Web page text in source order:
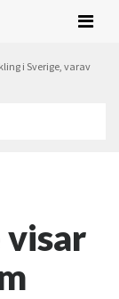
i Sverige, varav
visar